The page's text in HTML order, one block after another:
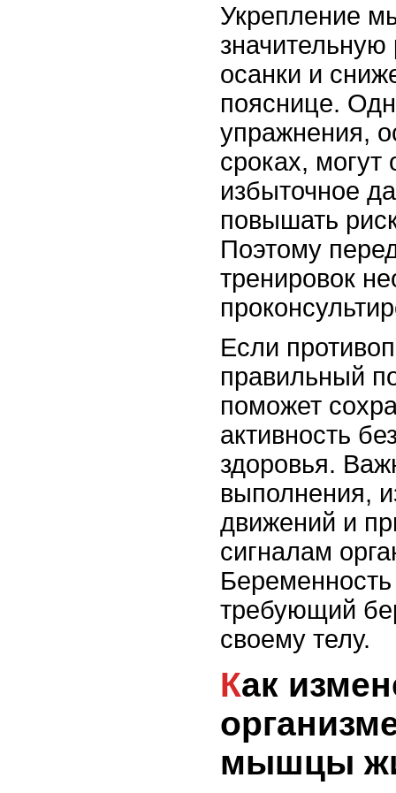
Укрепление
осанки и
пояснице.
упражнения,
сроках, могут
избыточное
повышать
Поэтому
тренировок
Если
правильный
поможет
активность
здоровья.
выполнения,
движений и
сигналам
требующий
своему телу.
Как изменения в
мышцы